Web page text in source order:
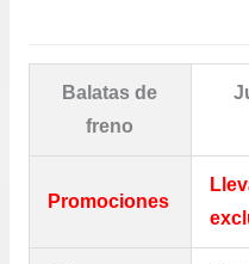
Balatas de
freno
Promociones